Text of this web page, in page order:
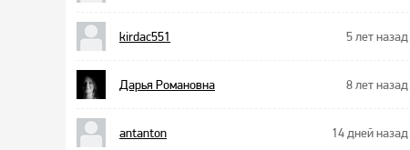
kirdac551 5 лет назад
Дарья Романовна 8 лет назад
antanton 14 дней назад